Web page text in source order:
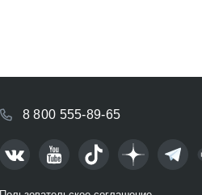
8 800 555-89-65